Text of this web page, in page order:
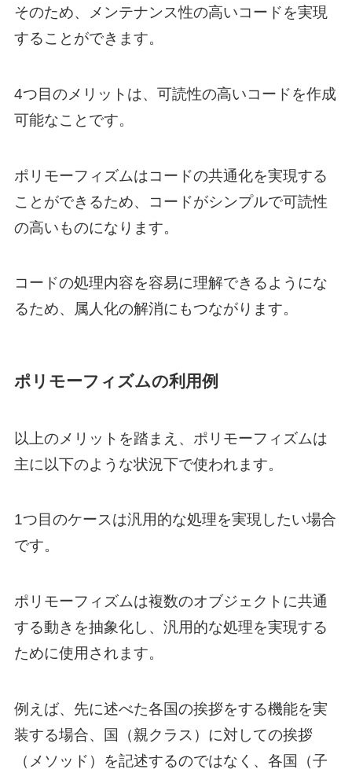
そのため、メンテナンス性の高いコードを実現
することができます。
4つ目のメリットは、可読性の高いコードを作成
可能なことです。
ポリモーフィズムはコードの共通化を実現する
ことができるため、コードがシンプルで可読性
の高いものになります。
コードの処理内容を容易に理解できるようにな
るため、属人化の解消にもつながります。
ポリモーフィズムの利用例
以上のメリットを踏まえ、ポリモーフィズムは
主に以下のような状況下で使われます。
1つ目のケースは汎用的な処理を実現したい場合
です。
ポリモーフィズムは複数のオブジェクトに共通
する動きを抽象化し、汎用的な処理を実現する
ために使用されます。
例えば、先に述べた各国の挨拶をする機能を実
装する場合、国（親クラス）に対しての挨拶
（メソッド）を記述するのではなく、各国（子